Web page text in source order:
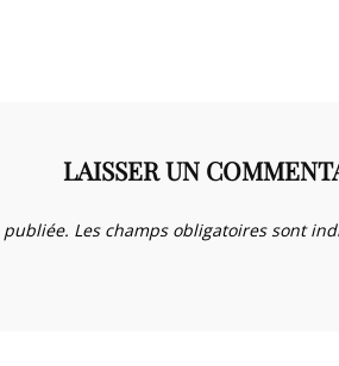
LAISSER UN
publiée. Les champs obligatoires sont